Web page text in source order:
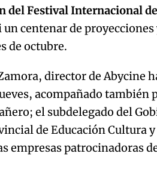
del Festival Internacional
un centenar de
de octubre.
director de Abycine
acompañado también
el subdelegado del
de Educación Cultura
empresas patrocinadoras